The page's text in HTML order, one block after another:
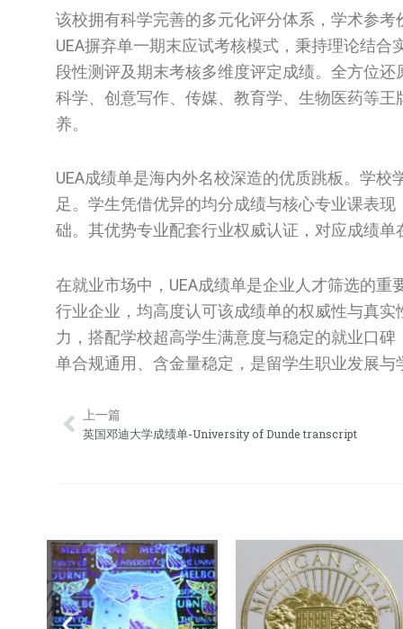
该校拥有科学完善的多元化评分体系，学术参考
UEA摒弃单一期末应试考核模式，秉持理论结
段性测评及期末考核多维度评定成绩。全方位
科学、创意写作、传媒、教育学、生物医药等
养。
UEA成绩单是海内外名校深造的优质跳板。学
足。学生凭借优异的均分成绩与核心专业课表
础。其优势专业配套行业权威认证，对应成绩单
在就业市场中，UEA成绩单是企业人才筛选的
行业企业，均高度认可该成绩单的权威性与真
力，搭配学校超高学生满意度与稳定的就业口
单合规通用、含金量稳定，是留学生职业发展与
Prev
上一篇
英国邓迪大学成绩单-University of Dunde transcript